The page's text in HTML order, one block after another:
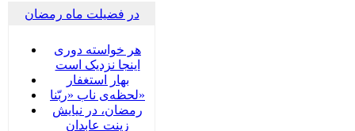
در فضیلت ماه رمضان
هر خواسته دوری
اینجا نزدیک است
بهار استغفار
لحظه‌ی ناب «ربّنا»
رمضان، در نیایش
زینت عابدان